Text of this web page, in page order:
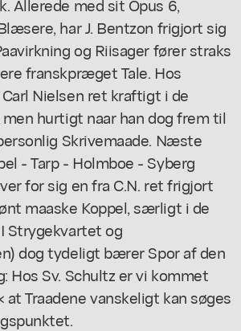
har J. Bentzon frigjort sig
og Riisager fører straks
franskpræget Tale. Hos
Nielsen ret kraftigt i de
hurtigt naar han dog frem til
Skrivemaade. Næste
- Tarp - Holmboe - Syberg
for sig en fra C.N. ret frigjort
maaske Koppel, særligt i de
Strygekvartet og
dog tydeligt bærer Spor af den
Hos Sv. Schultz er vi kommet
Traadene vanskeligt kan søges